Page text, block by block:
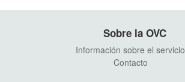
Sobre la OVC
Información sobre el servicio
Contacto